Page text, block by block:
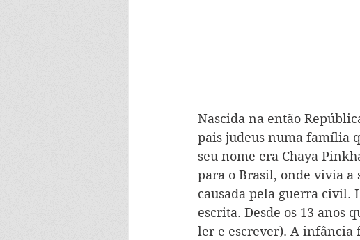
Nascida na então
pais judeus numa família
seu nome era Chaya
para o Brasil, onde vivia a
causada pela guerra civil.
escrita. Desde os 13 anos
ler e escrever). A infância